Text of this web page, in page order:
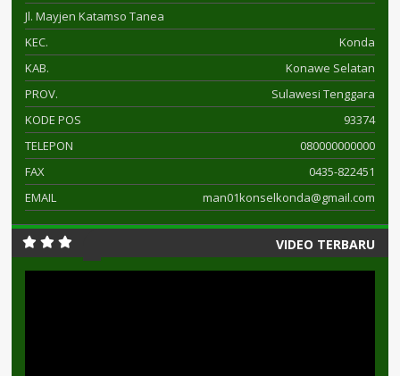
Jl. Mayjen Katamso Tanea
KEC.
Konda
KAB.
Konawe Selatan
PROV.
Sulawesi Tenggara
KODE POS
93374
TELEPON
080000000000
FAX
0435-822451
EMAIL
man01konselkonda@gmail.com
VIDEO TERBARU